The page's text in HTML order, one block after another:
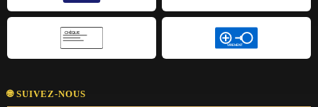
CHÈQUE
VIREMENT
🌐 SUIVEZ-NOUS